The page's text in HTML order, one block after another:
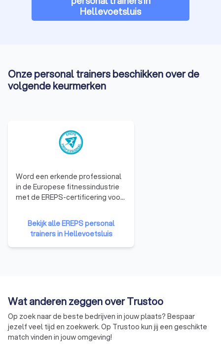
Hellevoetsluis
Onze personal trainers beschikken over de
volgende keurmerken
Word een erkende professional
in de Europese fitnessindustrie
met de EREPS-certificering voor
certificering, erkend door de
European Register of Exercise
Professionals, valideert jouw
expertise in het leveren van
bij een netwerk van
professionals die streven naar
uitmuntendheid en blijf op de
hoogte van de nieuwste
ontwikkelingen in de sector.
Bekijk alle EREPS personal
trainers in Hellevoetsluis
Wat anderen zeggen over Trustoo
Op zoek naar de beste bedrijven in jouw plaats? Bespaar
jezelf veel tijd en zoekwerk. Op Trustoo kun jij een geschikte
match vinden in jouw omgeving!